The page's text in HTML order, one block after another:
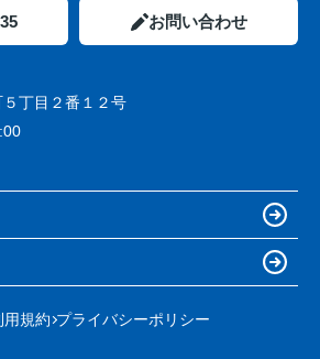
お問い合わせ
丁目２番１２号
用規約 プライバシーポリシー